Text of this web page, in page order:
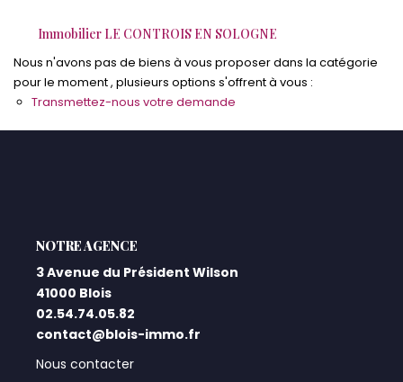
Qui Sommes-Nous ?
Notre Équipe
Immobilier LE CONTROIS EN SOLOGNE
Nous n'avons pas de biens à vous proposer dans la catégorie
pour le moment , plusieurs options s'offrent à vous :
Transmettez-nous votre demande
L'AGENCE
3 Avenue du Président Wilson
41000 Blois
02.54.74.05.82
contact@blois-immo.fr
Nous contacter